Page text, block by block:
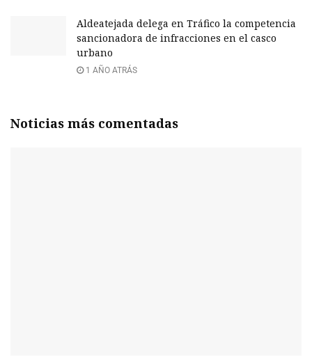
Aldeatejada delega en Tráfico la competencia
sancionadora de infracciones en el casco
urbano
1 AÑO ATRÁS
Noticias más comentadas